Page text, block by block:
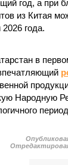
год, а при
из Китая
года.
в
Народную